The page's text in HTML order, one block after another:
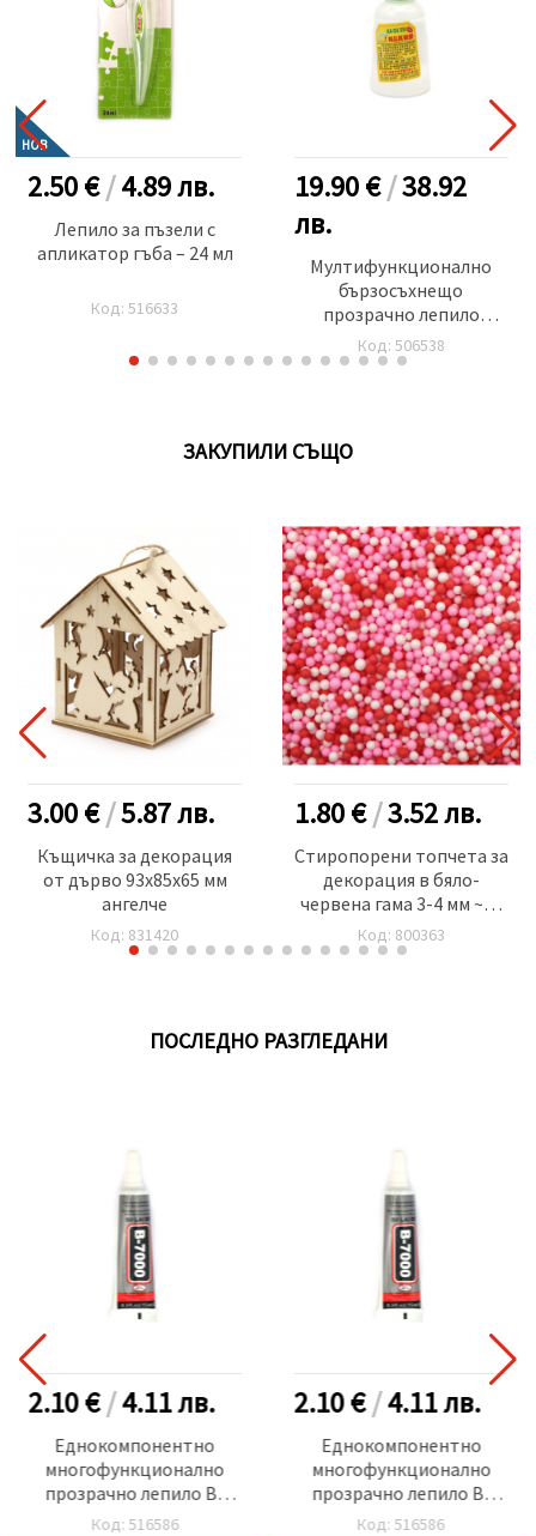
НОВ
2.50 €/4.89лв.
Лепило за пъзели с
апликатор гъба – 24 мл
Код: 516633
19.90 €/38.92
лв.
Мултифункционално
бързосъхнещо
прозрачно лепило
KAGUER с висок
вискозитет -150 мл
Код: 506538
ЗАКУПИЛИ СЪЩО
3.00 €/5.87лв.
Къщичка за декорация
от дърво 93x85x65 мм
ангелче
Код: 831420
1.80 €/3.52лв.
Стиропорени топчета за
декорация в бяло-
червена гама 3-4 мм ~15
грама
Код: 800363
ПОСЛЕДНО РАЗГЛЕДАНИ
2.10 €/4.11лв.
Еднокомпонентно
многофункционално
прозрачно лепило B-
7000 -15 мл
Код: 516586
2.10 €/4.11лв.
Еднокомпонентно
многофункционално
прозрачно лепило B-
7000 -15 мл
Код: 516586